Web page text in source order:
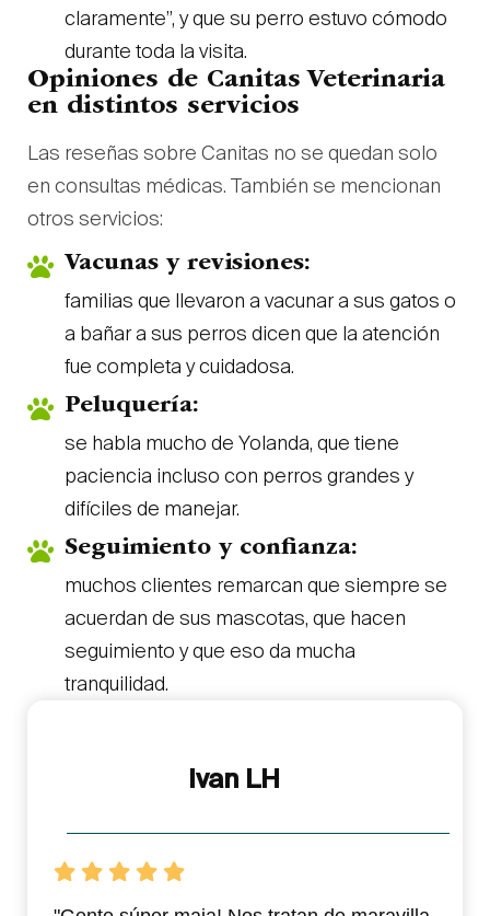
claramente”, y que su perro estuvo cómodo
durante toda la visita.
Opiniones de Canitas Veterinaria
en distintos servicios
Las reseñas sobre Canitas no se quedan solo
en consultas médicas. También se mencionan
otros servicios:
Vacunas y revisiones:
familias que llevaron a vacunar a sus gatos o
a bañar a sus perros dicen que la atención
fue completa y cuidadosa.
Peluquería:
se habla mucho de Yolanda, que tiene
paciencia incluso con perros grandes y
difíciles de manejar.
Seguimiento y confianza:
muchos clientes remarcan que siempre se
acuerdan de sus mascotas, que hacen
seguimiento y que eso da mucha
tranquilidad.
Ivan LH